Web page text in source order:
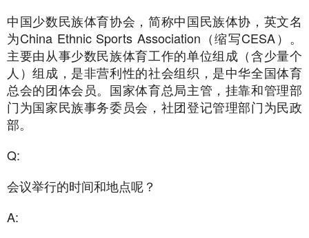
中国少数民族体育协会，简称中国民族体协，英文名
为China Ethnic Sports Association（缩写CESA）。
主要由从事少数民族体育工作的单位组成（含少量个
人）组成，是非营利性的社会组织，是中华全国体育
总会的团体会员。国家体育总局主管，挂靠和管理部
门为国家民族事务委员会，社团登记管理部门为民政
部。
Q:
会议举行的时间和地点呢？
A: